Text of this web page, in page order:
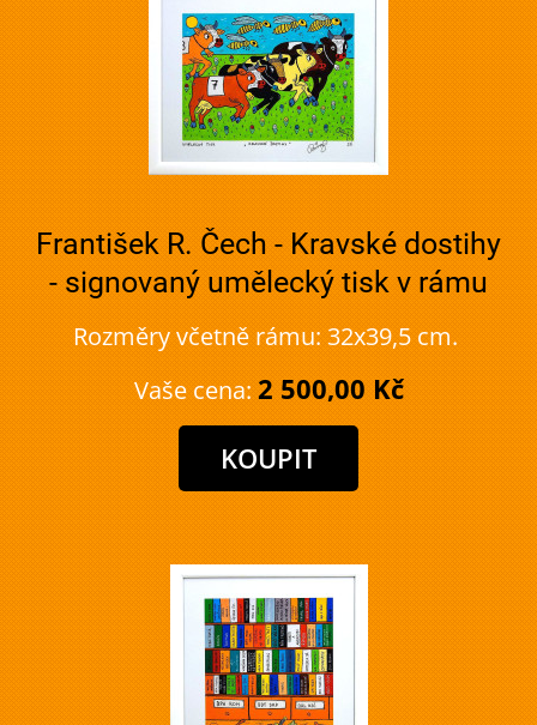
František R. Čech - Kravské dostihy
- signovaný umělecký tisk v rámu
Rozměry včetně rámu: 32x39,5 cm.
Vaše cena: 2 500,00 Kč